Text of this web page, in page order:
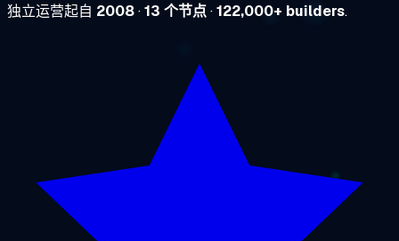
独立运营起自 2008·13 个节点·122,000+ builders.